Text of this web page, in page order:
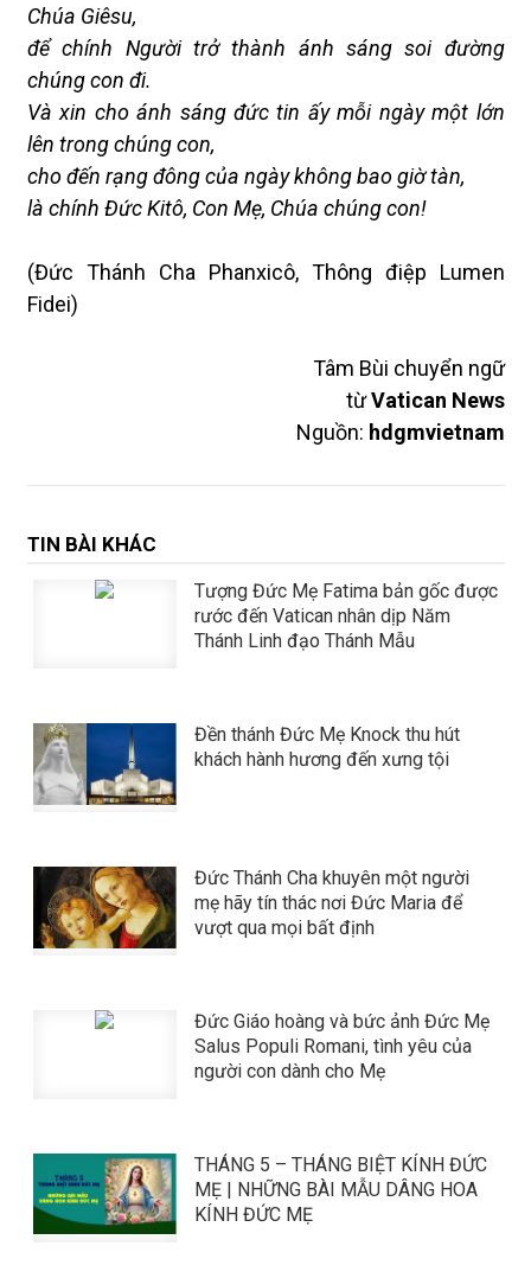
Chúa Giêsu,
để chính Người trở thành ánh sáng soi đường
chúng con đi.
Và xin cho ánh sáng đức tin ấy mỗi ngày một lớn
lên trong chúng con,
cho đến rạng đông của ngày không bao giờ tàn,
là chính Đức Kitô, Con Mẹ, Chúa chúng con!
(Đức Thánh Cha Phanxicô, Thông điệp Lumen
Fidei)
Tâm Bùi chuyển ngữ
từVatican News
Nguồn: hdgmvietnam
TIN BÀI KHÁC
Tượng Đức Mẹ Fatima bản gốc được
rước đến Vatican nhân dịp Năm
Thánh Linh đạo Thánh Mẫu
​​​​​​​Đền thánh Đức Mẹ Knock thu hút
khách hành hương đến xưng tội
Đức Thánh Cha khuyên một người
mẹ hãy tín thác nơi Đức Maria để
vượt qua mọi bất định
Đức Giáo hoàng và bức ảnh Đức Mẹ
Salus Populi Romani, tình yêu của
người con dành cho Mẹ
THÁNG 5 – THÁNG BIỆT KÍNH ĐỨC
MẸ | NHỮNG BÀI MẪU DÂNG HOA
KÍNH ĐỨC MẸ